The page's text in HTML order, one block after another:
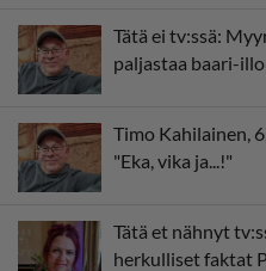
Tätä ei tv:ssä:
paljastaa baari-
Timo Kahilainen,
"Eka, vika ja...!"
Tätä et nähnyt
herkulliset faktat